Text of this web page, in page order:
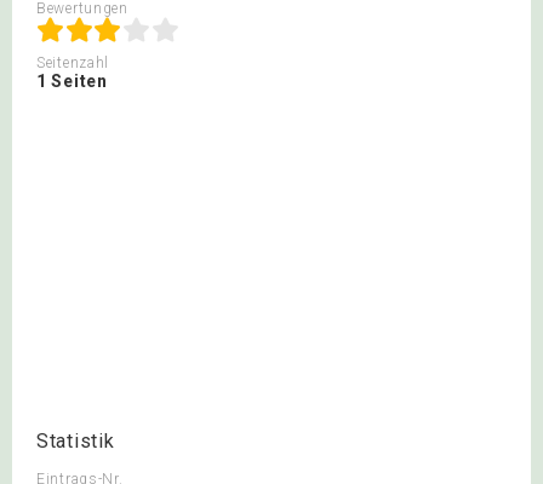
Bewertungen
Seitenzahl
1 Seiten
Statistik
Eintrags-Nr.